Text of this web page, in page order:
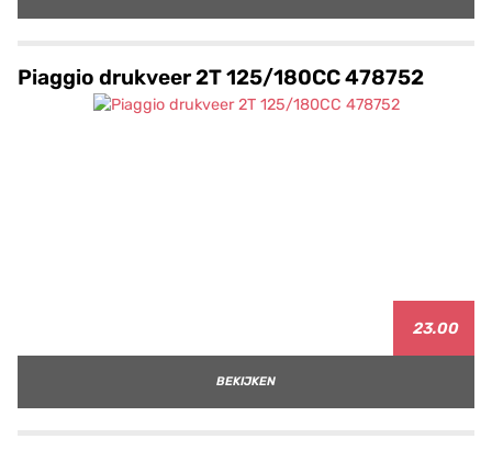
Piaggio drukveer 2T 125/180CC 478752
23.00
BEKIJKEN